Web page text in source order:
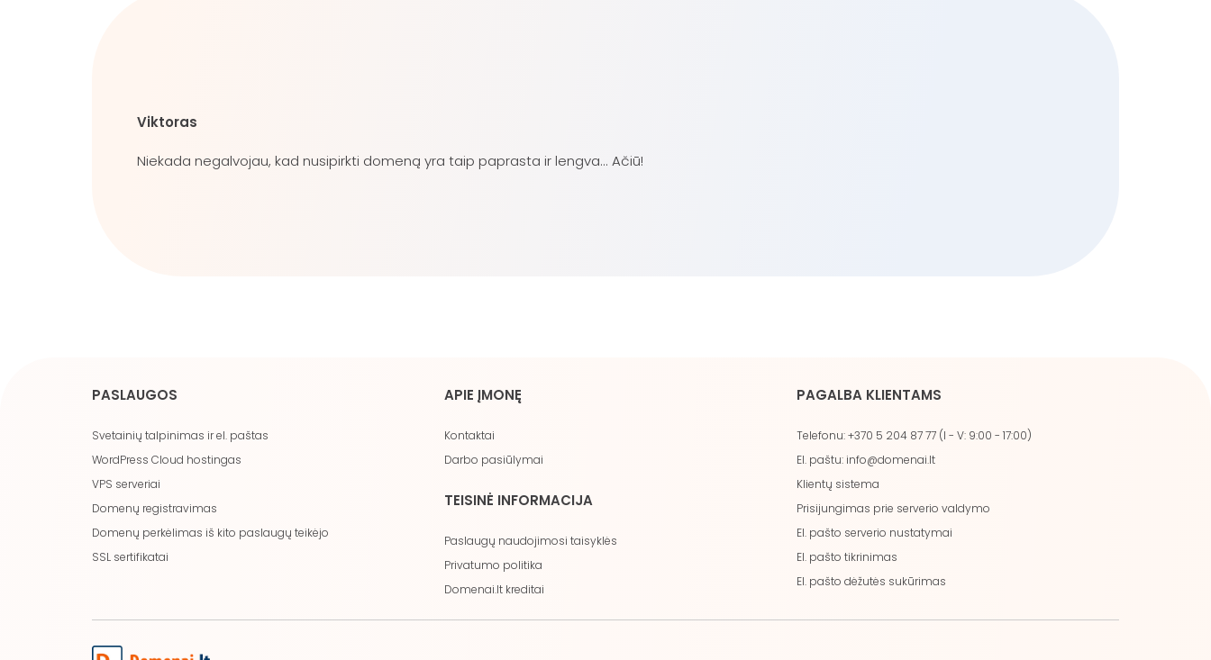
Viktoras
Niekada negalvojau, kad nusipirkti domeną yra taip paprasta ir lengva... Ačiū!
PASLAUGOS
Svetainių talpinimas ir el. paštas
WordPress Cloud hostingas
VPS serveriai
Domenų registravimas
Domenų perkėlimas iš kito paslaugų teikėjo
SSL sertifikatai
APIE ĮMONĘ
Kontaktai
Darbo pasiūlymai
TEISINĖ INFORMACIJA
Paslaugų naudojimosi taisyklės
Privatumo politika
Domenai.lt kreditai
PAGALBA KLIENTAMS
Telefonu: +370 5 204 87 77 (I - V: 9:00 - 17:00)
El. paštu: info@domenai.lt
Klientų sistema
Prisijungimas prie serverio valdymo
El. pašto serverio nustatymai
El. pašto tikrinimas
El. pašto dėžutės sukūrimas